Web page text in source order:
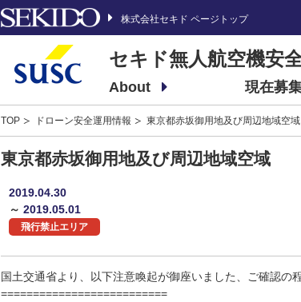
株式会社セキド ページトップ
セキド無人航空機安
About 現在募
TOP ドローン安全運用情報 東京都赤坂御用地及び周辺地域空域
東京都赤坂御用地及び周辺地域空域
2019.04.30
～ 2019.05.01
飛行禁止エリア
国土交通省より、以下注意喚起が御座いました、ご確認の
==========================